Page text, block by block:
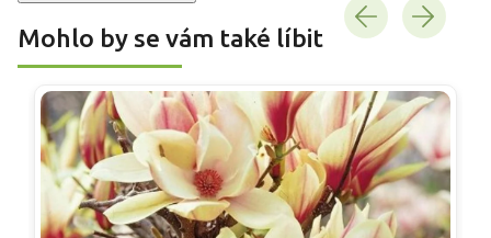
Mohlo by se vám také líbit